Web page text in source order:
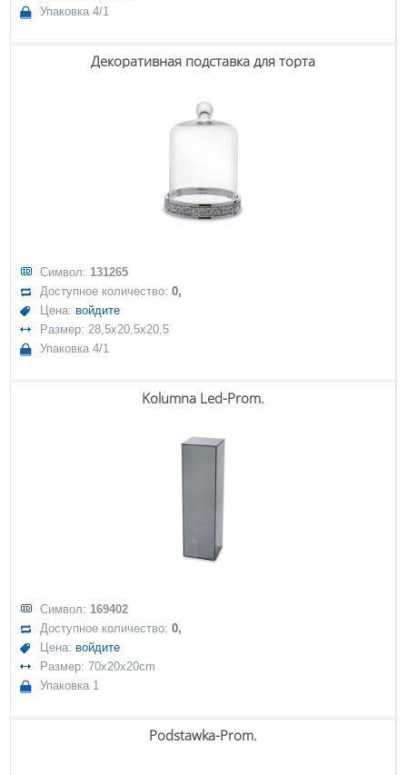
Упаковка 4/1
Декоративная подставка для торта
Символ: 131265
Доступное количество:0,
Цена: войдите
Размер: 28,5x20,5x20,5
Упаковка 4/1
Kolumna Led-Prom.
Символ: 169402
Доступное количество:0,
Цена: войдите
Размер: 70x20x20cm
Упаковка 1
Podstawka-Prom.